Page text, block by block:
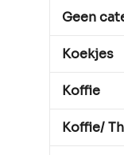
Geen
Koekjes
Koffie
Koffie/